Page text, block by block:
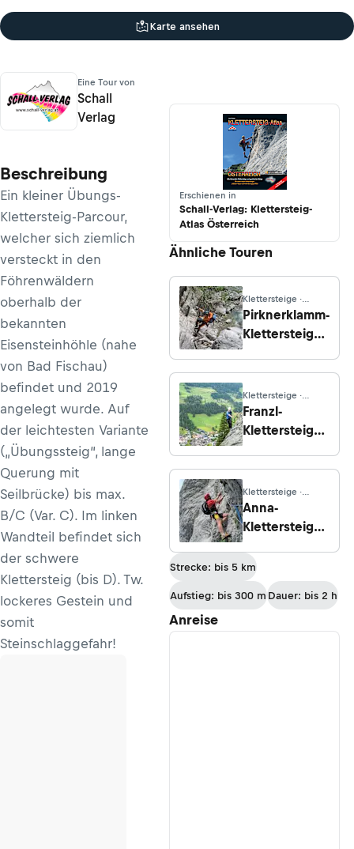
Karte ansehen
Eine Tour von
Schall
Verlag
Beschreibung
Ein kleiner Übungs-
Klettersteig-Parcour,
welcher sich ziemlich
versteckt in den
Föhren­wäldern
oberhalb der
bekannten
Eisensteinhöhle (nahe
von Bad Fischau)
befindet und 2019
angelegt wurde. Auf
der leichtesten Variante
(„Übungssteig“, lange
Querung mit
Seilbrücke) bis max.
B/C (Var. C). Im linken
Wandteil befindet sich
der schwere
Klettersteig (bis D). Tw.
lockeres Gestein und
somit
Steinschlaggefahr!
Erschienen in
Schall-Verlag: Klettersteig-
Atlas Österreich
Ähnliche Touren
Klettersteige ·
Kärnten
Pirknerklamm-
Klettersteig
Klettersteige ·
Kärnten
Franzl-
Klettersteig
Hüttschlag
Klettersteige ·
Oberösterreich
Anna-
Klettersteig
Strecke: bis 5 km
Aufstieg: bis 300 m Dauer: bis 2 h
Anreise